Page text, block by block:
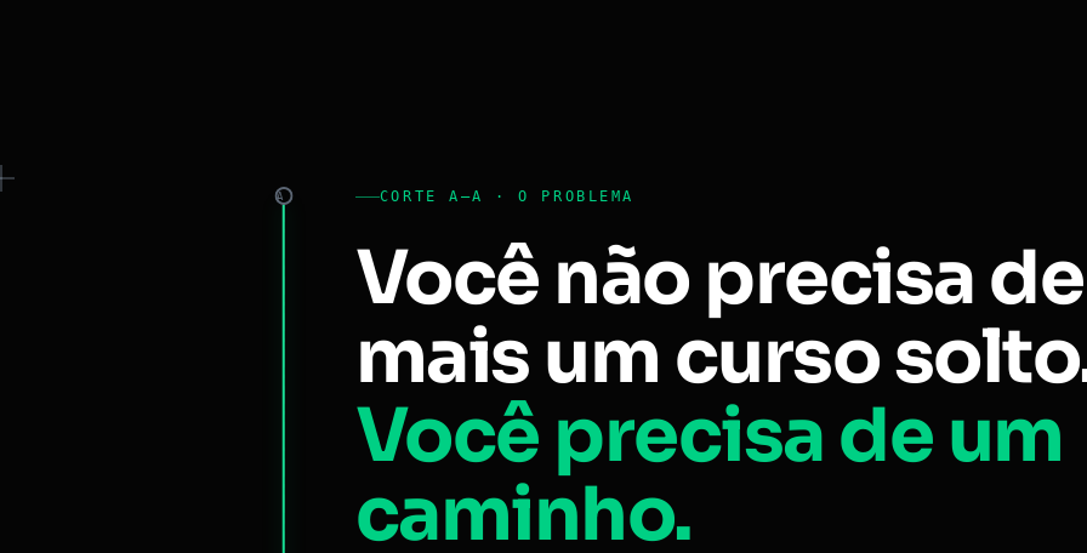
A CORTE A–A · O PROBLEMA
Você não precisa de
mais um curso
Você precisa de um
caminho.